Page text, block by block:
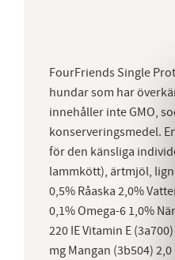
FourFriends Single
hundar som har
innehåller inte GMO,
konserveringsmedel.
för den känsliga
lammkött), ärtmjöl,
0,5% Råaska 2,0%
0,1% Omega-6 1,0%
220 IE Vitamin E
mg Mangan (3b504)